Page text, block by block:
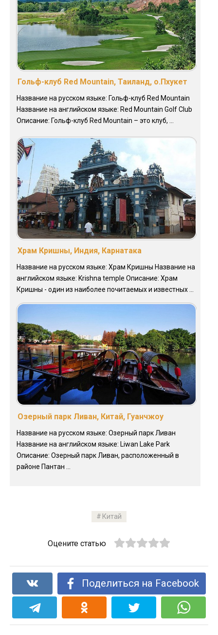
Гольф-клуб Red Mountain, Таиланд, о.Пхукет
Название на русском языке: Гольф-клуб Red Mountain
Название на английском языке: Red Mountain Golf Club
Описание: Гольф-клуб Red Mountain – это клуб, ...
Храм Кришны, Индия, Карнатака
Название на русском языке: Храм Кришны Название на
английском языке: Krishna temple Описание: Храм
Кришны - один из наиболее почитаемых и известных ...
Озерный парк Ливан, Китай, Гуанчжоу
Название на русском языке: Озерный парк Ливан
Название на английском языке: Liwan Lake Park
Описание: Озерный парк Ливан, расположенный в
районе Пантан ...
Китай
Оцените статью
Поделиться на Facebook